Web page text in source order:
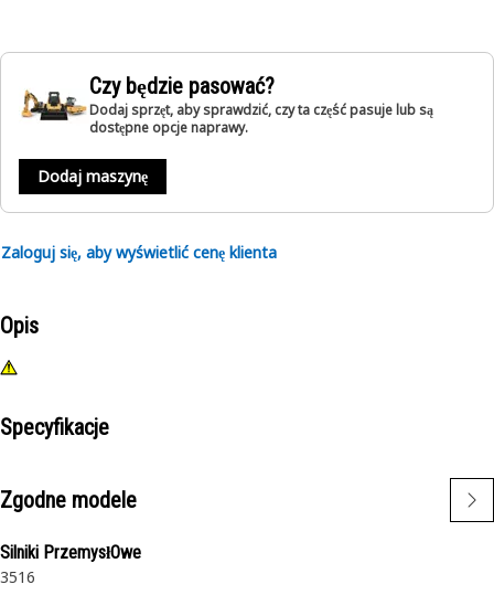
Czy będzie pasować?
Dodaj sprzęt, aby sprawdzić, czy ta część pasuje lub są
dostępne opcje naprawy.
Dodaj maszynę
Zaloguj się, aby wyświetlić cenę klienta
Opis
Specyfikacje
Zgodne modele
Silniki PrzemysłOwe
3516